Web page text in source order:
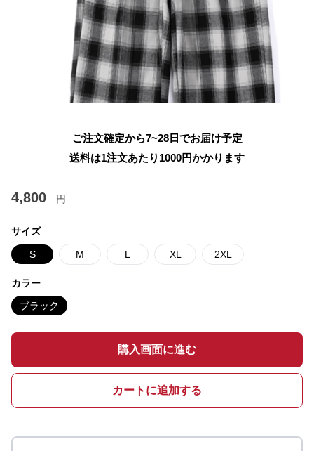
ご注文確定から7~28日でお届け予定
送料は1注文あたり 1000円かかります
4,800 円
サイズ
S M L XL 2XL
カラー
ブラック
購入画面に進む
カートに追加する